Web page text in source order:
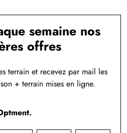
semaine nos
offres
terrain et recevez par mail les
+ terrain mises en ligne.